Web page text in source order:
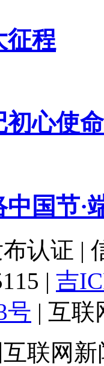
征程
初心使
中国节·
认证 |
| 吉
号 | 互联
联网